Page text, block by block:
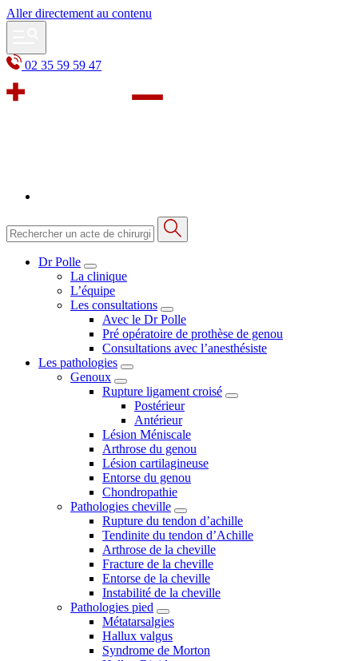
Aller directement au contenu
02 35 59 59 47
Dr Polle
La clinique
L’équipe
Les consultations
Avec le Dr Polle
Pré opératoire de prothèse de genou
Consultations avec l’anesthésiste
Les pathologies
Genoux
Rupture ligament croisé
Postérieur
Antérieur
Lésion Méniscale
Arthrose du genou
Lésion cartilagineuse
Entorse du genou
Chondropathie
Pathologies cheville
Rupture du tendon d’achille
Tendinite du tendon d’Achille
Arthrose de la cheville
Fracture de la cheville
Entorse de la cheville
Instabilité de la cheville
Pathologies pied
Métatarsalgies
Hallux valgus
Syndrome de Morton